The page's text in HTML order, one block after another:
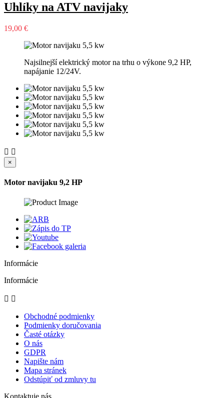
Uhlíky na ATV navijaky
19,00 €
Najsilnejší elektrický motor na trhu o výkone 9,2 HP,
napájanie 12/24V.
 
×
Motor navijaku 9,2 HP
Informácie
Informácie
 
Obchodné podmienky
Podmienky doručovania
Časté otázky
O nás
GDPR
Napište nám
Mapa stránek
Odstúpiť od zmluvy tu
Kontaktuje nás